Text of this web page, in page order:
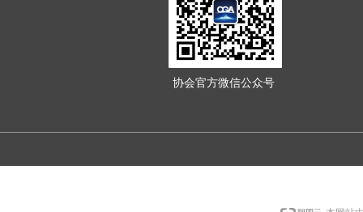
协会官方微信公众号